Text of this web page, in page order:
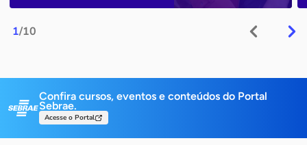
1/10
Confira cursos, eventos e conteúdos do Portal
Sebrae.
Acesse o Portal